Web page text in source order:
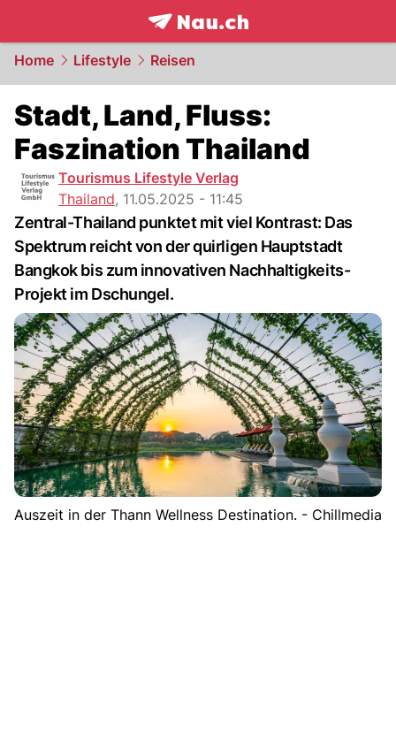
frontpage.NAU.ch
Home Lifestyle Reisen
Stadt, Land, Fluss:
Faszination Thailand
Tourismus Lifestyle Verlag
Thailand, 11.05.2025 - 11:45
Zentral-Thailand punktet mit viel Kontrast: Das
Spektrum reicht von der quirligen Hauptstadt
Bangkok bis zum innovativen Nachhaltigkeits-
Projekt im Dschungel.
Auszeit in der Thann Wellness Destination. - Chillmedia